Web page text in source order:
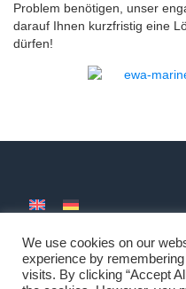
Problem benötigen, unser
darauf Ihnen kurzfristig eine
dürfen!
Impressum-Copyright-
We use cookies on our
experience by
visits. By clicking “Accept